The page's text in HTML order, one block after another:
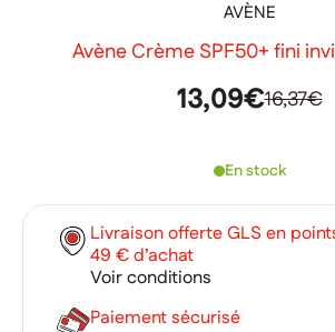
AVÈNE
Avène Crème SPF50+ fini
13,09€16,37€
En stock
Livraison offerte GLS en
49 € d’achat
Voir conditions
Paiement sécurisé